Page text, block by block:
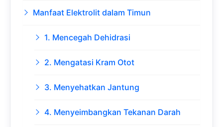
Manfaat Elektrolit dalam Timun
1. Mencegah Dehidrasi
2. Mengatasi Kram Otot
3. Menyehatkan Jantung
4. Menyeimbangkan Tekanan Darah